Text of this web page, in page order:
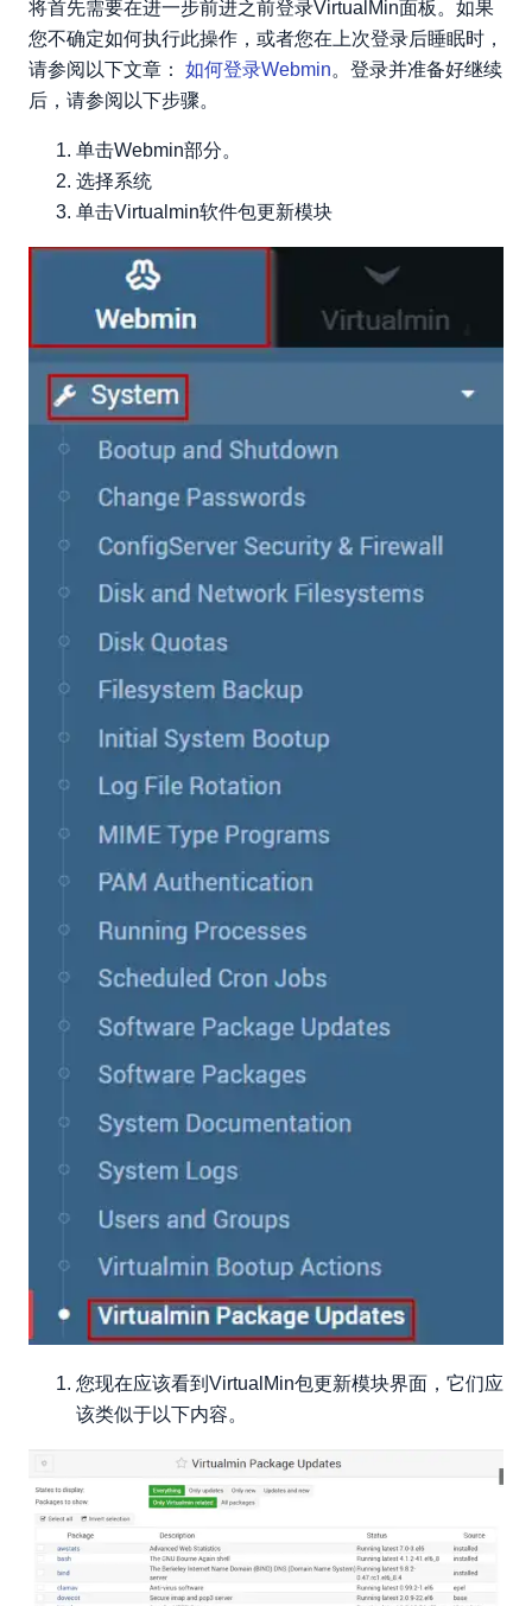
将首先需要在进一步前进之前登录VirtualMin面板。如果
您不确定如何执行此操作，或者您在上次登录后睡眠时，
请参阅以下文章： 如何登录Webmin。登录并准备好继续
后，请参阅以下步骤。
单击Webmin部分。
选择系统
单击Virtualmin软件包更新模块
您现在应该看到VirtualMin包更新模块界面，它们应
该类似于以下内容。